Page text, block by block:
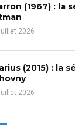
(1967) : la
2026
(2015) : la
2026